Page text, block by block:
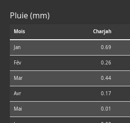
Pluie (mm)
Mois Charjah
Jan 0.69
Fév 0.26
Mar 0.44
Avr 0.17
Mai 0.01